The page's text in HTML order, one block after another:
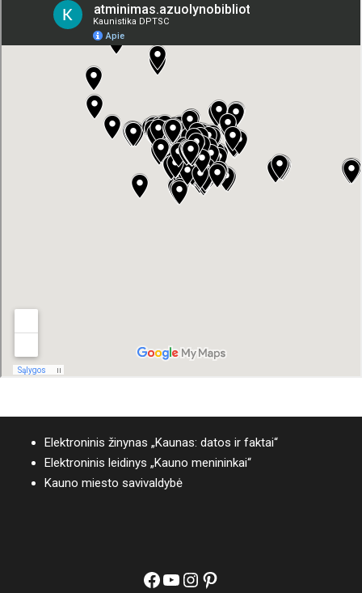
Elektroninis žinynas „Kaunas: datos ir faktai“
Elektroninis leidinys „Kauno menininkai“
Kauno miesto savivaldybė
Facebook
YouTube
Instagram
Pinterest